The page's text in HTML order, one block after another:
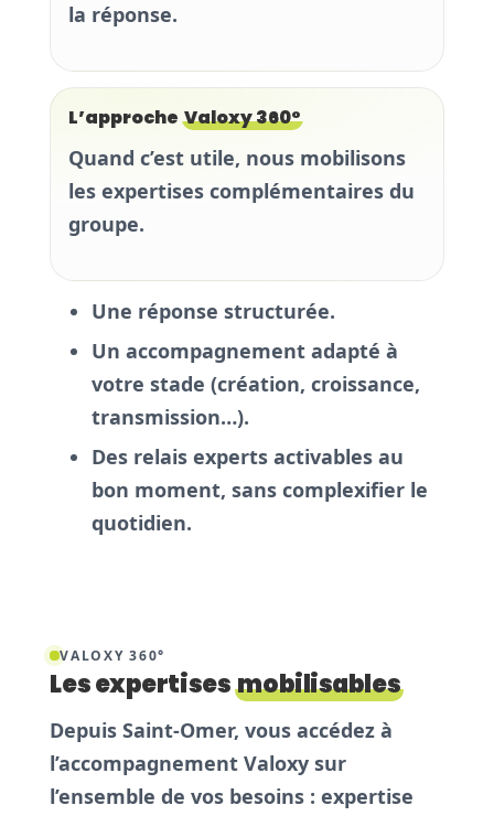
la réponse.
L’approcheValoxy 360°
Quand c’est utile, nous mobilisons
les expertises complémentaires du
groupe.
Une réponse structurée.
Un accompagnement adapté à
votre stade (création, croissance,
transmission…).
Des relais experts activables au
bon moment, sans complexifier le
quotidien.
VALOXY 360°
Les expertises mobilisables
Depuis Saint-Omer, vous accédez à
l’accompagnement Valoxy sur
l’ensemble de vos besoins :expertise